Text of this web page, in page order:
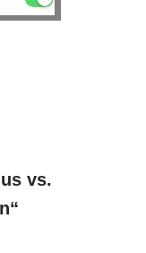
vs.